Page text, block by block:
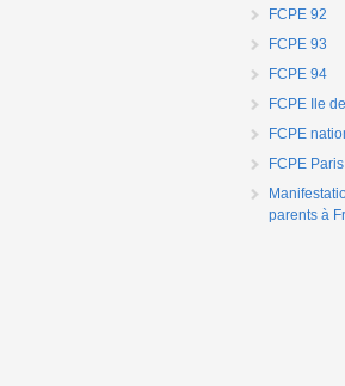
FCPE 92
FCPE 93
FCPE 94
FCPE Ile
FCPE
FCPE Paris
parents à